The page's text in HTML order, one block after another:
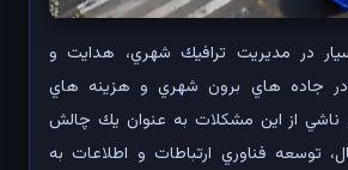
در مديريت ترافيك شهري، هدايت و
در جاده هاي برون شهري و هزينه هاي
ناشي از اين مشكلات به عنوان يك چالش
توسعه فناوري ارتباطات و اطلاعات به